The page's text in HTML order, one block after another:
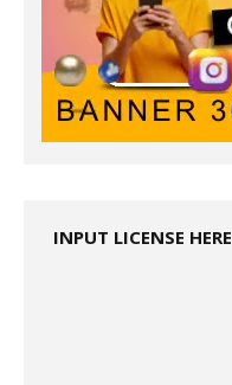
INPUT LICENSE HERE